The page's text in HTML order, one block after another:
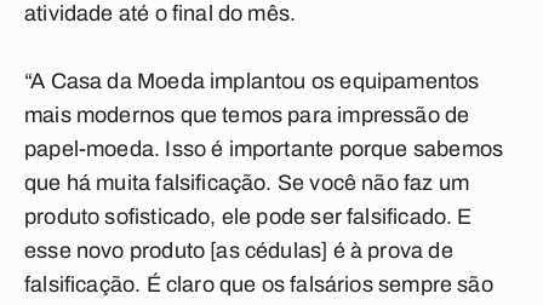
atividade até o final do mês.
“A Casa da Moeda implantou os equipamentos
mais modernos que temos para impressão de
papel-moeda. Isso é importante porque sabemos
que há muita falsificação. Se você não faz um
produto sofisticado, ele pode ser falsificado. E
esse novo produto [as cédulas] é à prova de
falsificação. É claro que os falsários sempre são